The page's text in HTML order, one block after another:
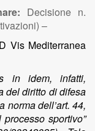
Decisione n.
–
Vis Mediterranea
in idem, infatti,
del diritto di difesa
norma dell’art. 44,
sportivo”